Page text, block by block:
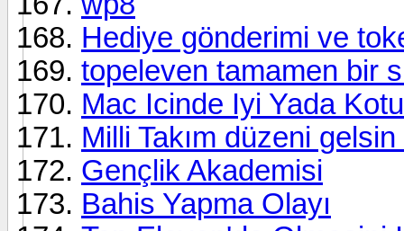
Hediye gönderimi ve
topeleven tamamen bir
Mac Icinde Iyi Yada
Milli Takım düzeni
Gençlik Akademisi
Bahis Yapma Olayı